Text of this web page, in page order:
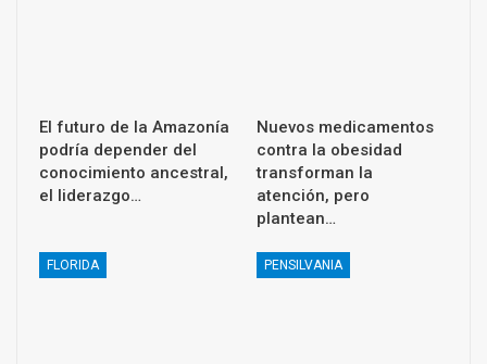
El futuro de la Amazonía
podría depender del
conocimiento ancestral,
el liderazgo…
Nuevos medicamentos
contra la obesidad
transforman la
atención, pero
plantean…
FLORIDA PENSILVANIA